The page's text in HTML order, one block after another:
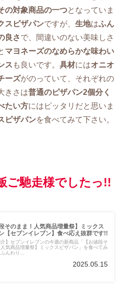
の対象商品の一つとなっていま
スピザパンですが、 生地はふん
良さで、間違いのない美味しさ
マヨネーズのなめらかな味わい
ス も良いです。 具材にはオニオ
ーズがのっていて、それぞれの
きさは普通のピザパン2個分く
たい方にはピッタリだと思いま
ピザパンを食べてみて下さい。
ご馳走様でしたっ!!
段そのまま！人気商品増量祭】ミックス
【セブンイレブン】食べ応え抜群です!!
介】セブンイレブンの今週の新商品「【お値段そ
気商品増量祭】ミックスピザパン」を食べてみ
んわり...
2025.05.15